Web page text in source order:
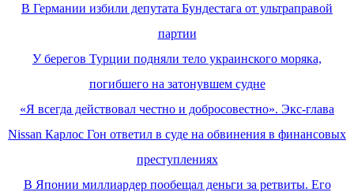
В Германии избили депутата Бундестага от ультраправой
партии
У берегов Турции подняли тело украинского моряка,
погибшего на затонувшем судне
«Я всегда действовал честно и добросовестно». Экс-глава
Nissan Карлос Гон ответил в суде на обвинения в финансовых
преступлениях
В Японии миллиардер пообещал деньги за ретвиты. Его